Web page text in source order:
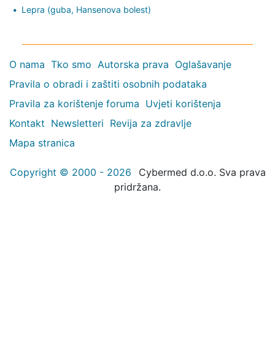
Lepra (guba, Hansenova bolest)
O nama Tko smo Autorska prava Oglašavanje
Pravila o obradi i zaštiti osobnih podataka
Pravila za korištenje foruma Uvjeti korištenja
Kontakt Newsletteri Revija za zdravlje
Mapa stranica
Copyright © 2000 - 2026
Cybermed d.o.o. Sva prava
pridržana.